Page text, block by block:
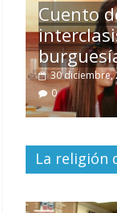
Un
mundos
15 mayo, 2026
La religión